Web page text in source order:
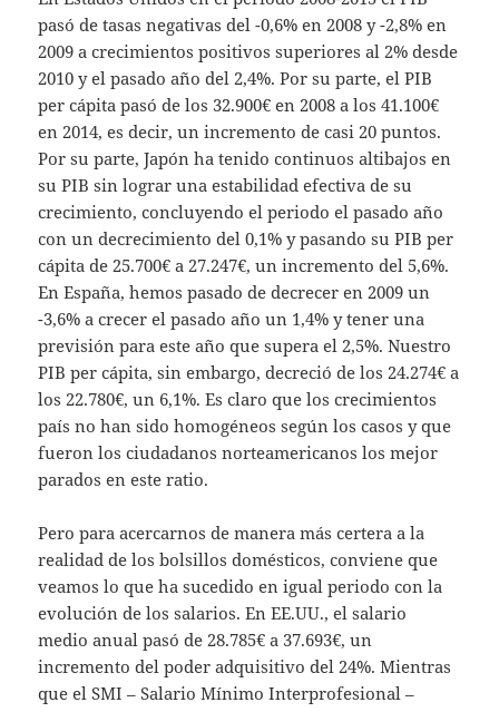
pasó de tasas negativas del -0,6% en 2008 y -2,8% en
2009 a crecimientos positivos superiores al 2% desde
2010 y el pasado año del 2,4%. Por su parte, el PIB
per cápita pasó de los 32.900€ en 2008 a los 41.100€
en 2014, es decir, un incremento de casi 20 puntos.
Por su parte, Japón ha tenido continuos altibajos en
su PIB sin lograr una estabilidad efectiva de su
crecimiento, concluyendo el periodo el pasado año
con un decrecimiento del 0,1% y pasando su PIB per
cápita de 25.700€ a 27.247€, un incremento del 5,6%.
En España, hemos pasado de decrecer en 2009 un
-3,6% a crecer el pasado año un 1,4% y tener una
previsión para este año que supera el 2,5%. Nuestro
PIB per cápita, sin embargo, decreció de los 24.274€ a
los 22.780€, un 6,1%. Es claro que los crecimientos
país no han sido homogéneos según los casos y que
fueron los ciudadanos norteamericanos los mejor
parados en este ratio.
Pero para acercarnos de manera más certera a la
realidad de los bolsillos domésticos, conviene que
veamos lo que ha sucedido en igual periodo con la
evolución de los salarios. En EE.UU., el salario
medio anual pasó de 28.785€ a 37.693€, un
incremento del poder adquisitivo del 24%. Mientras
que el SMI – Salario Mínimo Interprofesional –